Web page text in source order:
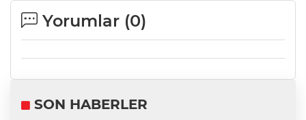
Yorumlar (0)
SON HABERLER